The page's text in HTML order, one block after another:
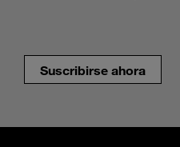
Suscribirse ahora